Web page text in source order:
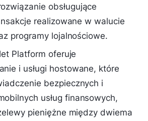
obsługujące
realizowane w walucie
programy lojalnościowe.
Platform oferuje
i usługi hostowane, które
bezpiecznych i
usług finansowych,
pieniężne między dwiema